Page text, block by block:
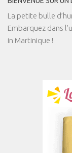
La petite bulle
Embarquez dans
in Martinique !